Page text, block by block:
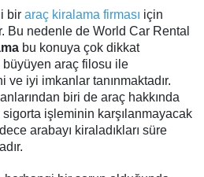
bir araç kiralama firması için
Bu nedenle de World Car Rental
bu konuya çok dikkat
araç filosu ile
ve iyi imkanlar tanınmaktadır.
biri de araç hakkında
işleminin karşılanmayacak
arabayı kiraladıkları süre